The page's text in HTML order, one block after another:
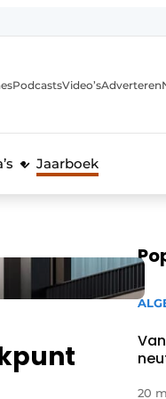
PodcastsVideo’sAdverteren
Jaarboek
20